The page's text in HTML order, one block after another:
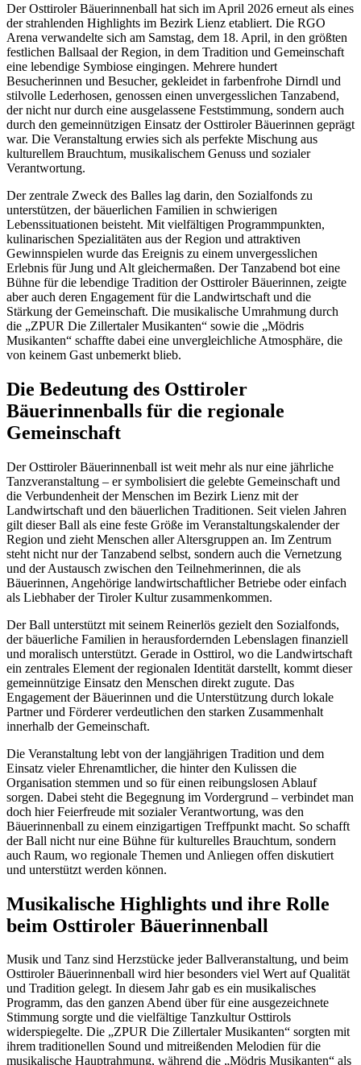
Der Osttiroler Bäuerinnenball hat sich im April 2026 erneut als eines
der strahlenden Highlights im Bezirk Lienz etabliert. Die RGO
Arena verwandelte sich am Samstag, dem 18. April, in den größten
festlichen Ballsaal der Region, in dem Tradition und Gemeinschaft
eine lebendige Symbiose eingingen. Mehrere hundert
Besucherinnen und Besucher, gekleidet in farbenfrohe Dirndl und
stilvolle Lederhosen, genossen einen unvergesslichen Tanzabend,
der nicht nur durch eine ausgelassene Feststimmung, sondern auch
durch den gemeinnützigen Einsatz der Osttiroler Bäuerinnen geprägt
war. Die Veranstaltung erwies sich als perfekte Mischung aus
kulturellem Brauchtum, musikalischem Genuss und sozialer
Verantwortung.
Der zentrale Zweck des Balles lag darin, den Sozialfonds zu
unterstützen, der bäuerlichen Familien in schwierigen
Lebenssituationen beisteht. Mit vielfältigen Programmpunkten,
kulinarischen Spezialitäten aus der Region und attraktiven
Gewinnspielen wurde das Ereignis zu einem unvergesslichen
Erlebnis für Jung und Alt gleichermaßen. Der Tanzabend bot eine
Bühne für die lebendige Tradition der Osttiroler Bäuerinnen, zeigte
aber auch deren Engagement für die Landwirtschaft und die
Stärkung der Gemeinschaft. Die musikalische Umrahmung durch
die „ZPUR Die Zillertaler Musikanten“ sowie die „Mödris
Musikanten“ schaffte dabei eine unvergleichliche Atmosphäre, die
von keinem Gast unbemerkt blieb.
Die Bedeutung des Osttiroler
Bäuerinnenballs für die regionale
Gemeinschaft
Der Osttiroler Bäuerinnenball ist weit mehr als nur eine jährliche
Tanzveranstaltung – er symbolisiert die gelebte Gemeinschaft und
die Verbundenheit der Menschen im Bezirk Lienz mit der
Landwirtschaft und den bäuerlichen Traditionen. Seit vielen Jahren
gilt dieser Ball als eine feste Größe im Veranstaltungskalender der
Region und zieht Menschen aller Altersgruppen an. Im Zentrum
steht nicht nur der Tanzabend selbst, sondern auch die Vernetzung
und der Austausch zwischen den Teilnehmerinnen, die als
Bäuerinnen, Angehörige landwirtschaftlicher Betriebe oder einfach
als Liebhaber der Tiroler Kultur zusammenkommen.
Der Ball unterstützt mit seinem Reinerlös gezielt den Sozialfonds,
der bäuerliche Familien in herausfordernden Lebenslagen finanziell
und moralisch unterstützt. Gerade in Osttirol, wo die Landwirtschaft
ein zentrales Element der regionalen Identität darstellt, kommt dieser
gemeinnützige Einsatz den Menschen direkt zugute. Das
Engagement der Bäuerinnen und die Unterstützung durch lokale
Partner und Förderer verdeutlichen den starken Zusammenhalt
innerhalb der Gemeinschaft.
Die Veranstaltung lebt von der langjährigen Tradition und dem
Einsatz vieler Ehrenamtlicher, die hinter den Kulissen die
Organisation stemmen und so für einen reibungslosen Ablauf
sorgen. Dabei steht die Begegnung im Vordergrund – verbindet man
doch hier Feierfreude mit sozialer Verantwortung, was den
Bäuerinnenball zu einem einzigartigen Treffpunkt macht. So schafft
der Ball nicht nur eine Bühne für kulturelles Brauchtum, sondern
auch Raum, wo regionale Themen und Anliegen offen diskutiert
und unterstützt werden können.
Musikalische Highlights und ihre Rolle
beim Osttiroler Bäuerinnenball
Musik und Tanz sind Herzstücke jeder Ballveranstaltung, und beim
Osttiroler Bäuerinnenball wird hier besonders viel Wert auf Qualität
und Tradition gelegt. In diesem Jahr gab es ein musikalisches
Programm, das den ganzen Abend über für eine ausgezeichnete
Stimmung sorgte und die vielfältige Tanzkultur Osttirols
widerspiegelte. Die „ZPUR Die Zillertaler Musikanten“ sorgten mit
ihrem traditionellen Sound und mitreißenden Melodien für die
musikalische Hauptrahmung, während die „Mödris Musikanten“ als